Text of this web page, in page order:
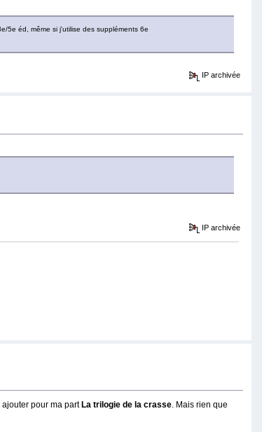
5e éd, même si j'utilise des suppléments 6e
IP archivée
IP archivée
pour ma part La trilogie de la crasse. Mais rien que